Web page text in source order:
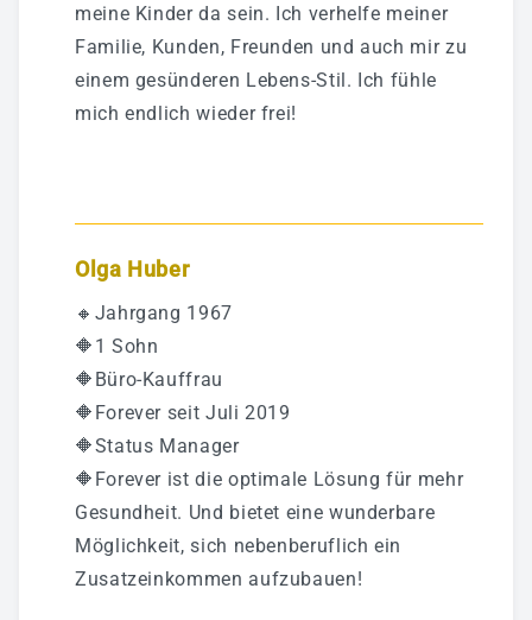
meine Kinder da sein. Ich verhelfe meiner
Familie, Kunden, Freunden und auch mir zu
einem gesünderen Lebens-Stil. Ich fühle
mich endlich wieder frei!
Olga Huber
🔸Jahrgang 1967
🔶1 Sohn
🔶Büro-Kauffrau
🔶Forever seit Juli 2019
🔶Status Manager
🔶Forever ist die optimale Lösung für mehr
Gesundheit. Und bietet eine wunderbare
Möglichkeit, sich nebenberuflich ein
Zusatzeinkommen aufzubauen!